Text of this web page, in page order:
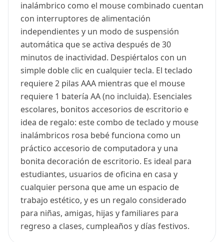
inalámbrico como el mouse combinado cuentan
con interruptores de alimentación
independientes y un modo de suspensión
automática que se activa después de 30
minutos de inactividad. Despiértalos con un
simple doble clic en cualquier tecla. El teclado
requiere 2 pilas AAA mientras que el mouse
requiere 1 batería AA (no incluida). Esenciales
escolares, bonitos accesorios de escritorio e
idea de regalo: este combo de teclado y mouse
inalámbricos rosa bebé funciona como un
práctico accesorio de computadora y una
bonita decoración de escritorio. Es ideal para
estudiantes, usuarios de oficina en casa y
cualquier persona que ame un espacio de
trabajo estético, y es un regalo considerado
para niñas, amigas, hijas y familiares para
regreso a clases, cumpleaños y días festivos.